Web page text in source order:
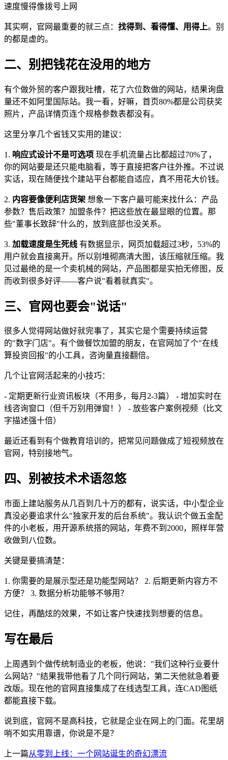
速度慢得像拨号上网
其实啊，官网最重要的就三点： 找得到、看得懂、用得上。别
的都是虚的。
二、别把钱花在没用的地方
有个做外贸的客户跟我吐槽，花了六位数做的网站，结果询盘
量还不如阿里国际站。我一看，好嘛，首页80%都是公司获奖
照片，产品详情页连个规格参数表都没有。
这里分享几个省钱又实用的建议：
1. 响应式设计不是可选项 现在手机流量占比都超过70%了，
你的网站要是还只能电脑看，等于直接把客户往外推。不过说
实话，现在随便找个建站平台都能自适应，真不用花大价钱。
2. 内容要像便利店货架 想象一下客户最可能来找什么：产品
参数？售后政策？加盟条件？把这些放在最显眼的位置。那
些"董事长致辞"什么的，放到底部也没关系。
3. 加载速度是生死线 有数据显示，网页加载超过3秒，53%的
用户就会直接离开。所以别堆砌高清大图，该压缩就压缩。我
见过最绝的是一个卖机械的网站，产品图都是实拍无修图，反
而收到很多好评——客户说"看着就真实"。
三、官网也要会"说话"
很多人觉得网站做好就完事了，其实它是个需要持续运营
的"数字门店"。有个做餐饮加盟的朋友，在官网加了个"在线
算投资回报"的小工具，咨询量直接翻倍。
几个让官网活起来的小技巧：
- 定期更新行业资讯板块（不用多，每月2-3篇） - 增加实时在
线咨询窗口（但千万别用弹窗！） - 放些客户案例视频（比文
字描述强十倍）
最近还看到有个做教育培训的，把常见问题做成了短视频放在
官网，特别接地气。
四、别被技术术语忽悠
市面上建站服务从几百到几十万的都有，说实话，中小型企业
真没必要追求什么"独家开发的后台系统"。我认识个做五金配
件的小老板，用开源系统搭的网站，年费不到2000，照样年营
收做到八位数。
关键是要搞清楚：
1. 你需要的是展示型还是功能型网站？ 2. 后期更新内容方不
方便？ 3. 数据分析功能够不够用？
记住，再酷炫的效果，不如让客户快速找到想要的信息。
写在最后
上周遇到个做传统制造业的老板，他说："我们这种行业要什
么网站？"结果我带他看了几个同行网站，第二天他就急着要
改版。现在他的官网直接集成了在线选型工具，连CAD图纸
都能直接下载。
说到底，官网不是高科技，它就是企业在网上的门面。花里胡
哨不如实用靠谱，你说是不是？
上一篇从零到上线：一个网站诞生的奇幻漂流